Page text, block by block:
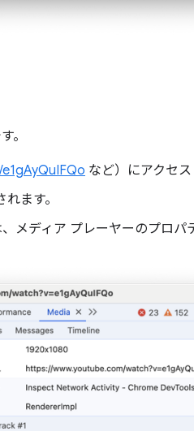
。
など）にアクセス
ます。
メディア プレーヤーのプロパ